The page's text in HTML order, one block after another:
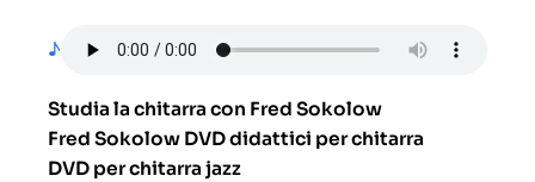
♪
Studia la chitarra con Fred Sokolow
Fred Sokolow DVD didattici per chitarra
DVD per chitarra jazz